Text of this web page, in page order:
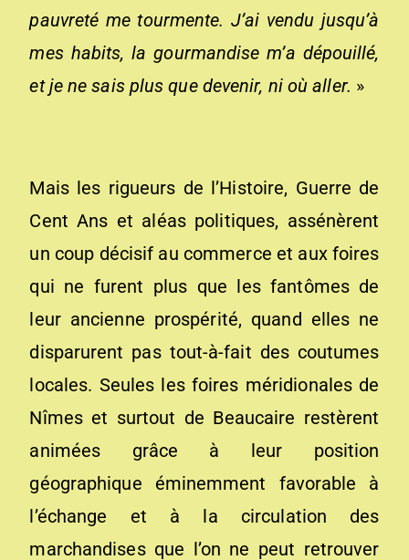
pauvreté me tourmente. J’ai vendu jusqu’à
mes habits, la gourmandise m’a dépouillé,
et je ne sais plus que devenir, ni où aller. »
Mais les rigueurs de l’Histoire, Guerre de
Cent Ans et aléas politiques, assénèrent
un coup décisif au commerce et aux foires
qui ne furent plus que les fantômes de
leur ancienne prospérité, quand elles ne
disparurent pas tout-à-fait des coutumes
locales. Seules les foires méridionales de
Nîmes et surtout de Beaucaire restèrent
animées grâce à leur position
géographique éminemment favorable à
l’échange et à la circulation des
marchandises que l’on ne peut retrouver